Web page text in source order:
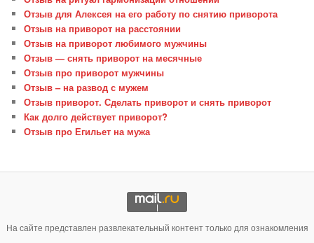
Отзыв для Алексея на его работу по снятию приворота
Отзыв на приворот на расстоянии
Отзыв на приворот любимого мужчины
Отзыв — снять приворот на месячные
Отзыв про приворот мужчины
Отзыв – на развод с мужем
Отзыв приворот. Сделать приворот и снять приворот
Как долго действует приворот?
Отзыв про Егильет на мужа
На сайте представлен развлекательный контент только для ознакомления